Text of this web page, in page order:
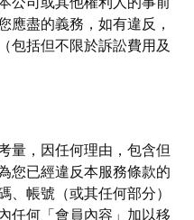
應盡的義務，如有違反，
包括但不限於訴訟費用及
量，因任何理由，包含但
您已經違反本服務條款的
帳號（或其任何部分）
任何「會員內容」加以移